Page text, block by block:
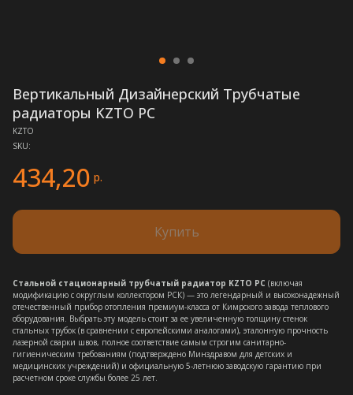
Вертикальный Дизайнерский Трубчатые
радиаторы KZTO PC
KZTO
SKU:
434,20 р.
Купить
Стальной стационарный трубчатый радиатор KZTO РС (включая
модификацию с округлым коллектором РСК) — это легендарный и высоконадежный
отечественный прибор отопления премиум-класса от Кимрского завода теплового
оборудования. Выбрать эту модель стоит за ее увеличенную толщину стенок
стальных трубок (в сравнении с европейскими аналогами), эталонную прочность
лазерной сварки швов, полное соответствие самым строгим санитарно-
гигиеническим требованиям (подтверждено Минздравом для детских и
медицинских учреждений) и официальную 5-летнюю заводскую гарантию при
расчетном сроке службы более 25 лет.